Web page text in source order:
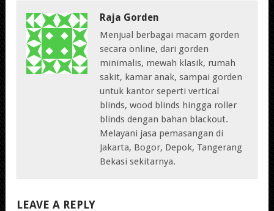
Raja Gorden
Menjual berbagai macam gorden
secara online, dari gorden
minimalis, mewah klasik, rumah
sakit, kamar anak, sampai gorden
untuk kantor seperti vertical
blinds, wood blinds hingga roller
blinds dengan bahan blackout.
Melayani jasa pemasangan di
Jakarta, Bogor, Depok, Tangerang
Bekasi sekitarnya.
LEAVE A REPLY